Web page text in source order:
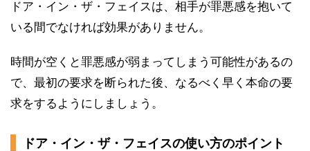
ドア・イン・ザ・フェイスは、相手が罪悪感を抱いて
いる間でなければ効果がありません。
時間が空くと罪悪感が弱まってしまう可能性があるの
で、最初の要求を断られた後、なるべく早く本命の要
求をするようにしましょう。
ドア・イン・ザ・フェイスの使い方のポイント